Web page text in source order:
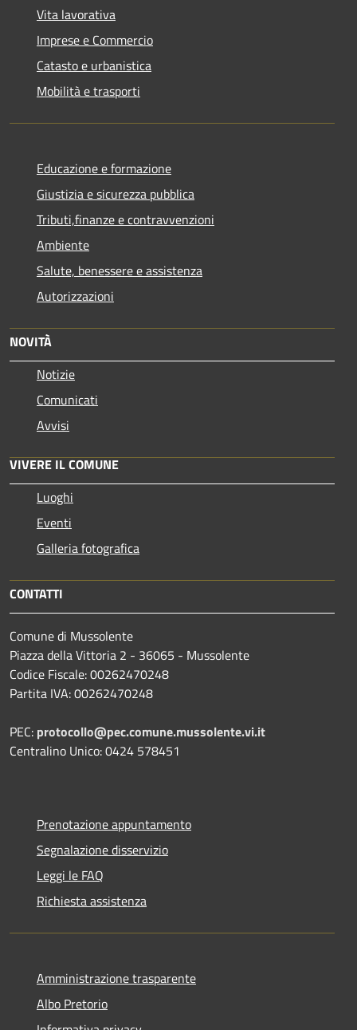
Vita lavorativa
Imprese e Commercio
Catasto e urbanistica
Mobilità e trasporti
Educazione e formazione
Giustizia e sicurezza pubblica
Tributi,finanze e contravvenzioni
Ambiente
Salute, benessere e assistenza
Autorizzazioni
NOVITÀ
Notizie
Comunicati
Avvisi
VIVERE IL COMUNE
Luoghi
Eventi
Galleria fotografica
CONTATTI
Comune di Mussolente
Piazza della Vittoria 2 - 36065 - Mussolente
Codice Fiscale: 00262470248
Partita IVA: 00262470248
PEC: protocollo@pec.comune.mussolente.vi.it
Centralino Unico: 0424 578451
Prenotazione appuntamento
Segnalazione disservizio
Leggi le FAQ
Richiesta assistenza
Amministrazione trasparente
Albo Pretorio